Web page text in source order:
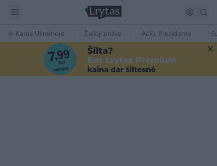
Karas Ukrainoje Žalioji erdvė Ačiū, Prezidente